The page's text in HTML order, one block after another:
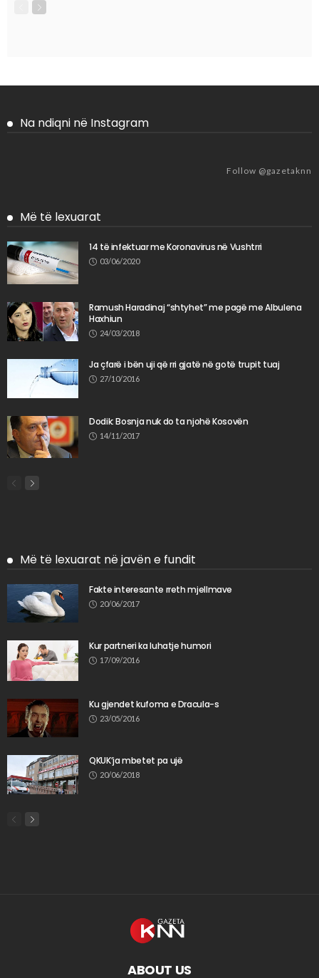
Na ndiqni në Instagram
Follow @gazetaknn
Më të lexuarat
14 të infektuar me Koronavirus në Vushtrri
03/06/2020
Ramush Haradinaj “shtyhet” me pagë me Albulena
Haxhiun
24/03/2018
Ja çfarë i bën uji që rri gjatë në gotë trupit tuaj
27/10/2016
Dodik: Bosnja nuk do ta njohë Kosovën
14/11/2017
Më të lexuarat në javën e fundit
Fakte interesante rreth mjellmave
20/06/2017
Kur partneri ka luhatje humori
17/09/2016
Ku gjendet kufoma e Dracula-s
23/05/2016
QKUK’ja mbetet pa ujë
20/06/2018
ABOUT US